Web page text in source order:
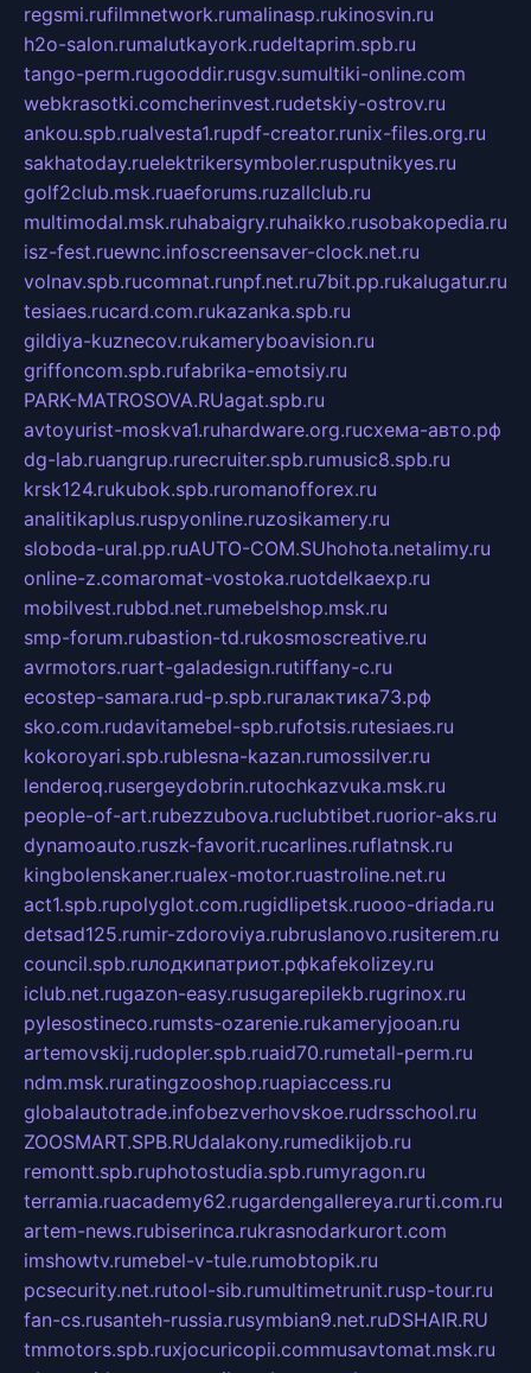
regsmi.rufilmnetwork.rumalinasp.rukinosvin.ru
h2o-salon.rumalutkayork.rudeltaprim.spb.ru
tango-perm.rugooddir.rusgv.sumultiki-online.com
webkrasotki.comcherinvest.rudetskiy-ostrov.ru
ankou.spb.rualvesta1.rupdf-creator.runix-files.org.ru
sakhatoday.ruelektrikersymboler.rusputnikyes.ru
golf2club.msk.ruaeforums.ruzallclub.ru
multimodal.msk.ruhabaigry.ruhaikko.rusobakopedia.ru
isz-fest.ruewnc.infoscreensaver-clock.net.ru
volnav.spb.rucomnat.runpf.net.ru7bit.pp.rukalugatur.ru
tesiaes.rucard.com.rukazanka.spb.ru
gildiya-kuznecov.rukameryboavision.ru
griffoncom.spb.rufabrika-emotsiy.ru
PARK-MATROSOVA.RUagat.spb.ru
avtoyurist-moskva1.ruhardware.org.ruсхема-авто.рф
dg-lab.ruangrup.rurecruiter.spb.rumusic8.spb.ru
krsk124.rukubok.spb.ruromanofforex.ru
analitikaplus.ruspyonline.ruzosikamery.ru
sloboda-ural.pp.ruAUTO-COM.SUhohota.netalimy.ru
online-z.comaromat-vostoka.ruotdelkaexp.ru
mobilvest.rubbd.net.rumebelshop.msk.ru
smp-forum.rubastion-td.rukosmoscreative.ru
avrmotors.ruart-galadesign.rutiffany-c.ru
ecostep-samara.rud-p.spb.ruгалактика73.рф
sko.com.rudavitamebel-spb.rufotsis.rutesiaes.ru
kokoroyari.spb.rublesna-kazan.rumossilver.ru
lenderoq.rusergeydobrin.rutochkazvuka.msk.ru
people-of-art.rubezzubova.ruclubtibet.ruorior-aks.ru
dynamoauto.ruszk-favorit.rucarlines.ruflatnsk.ru
kingbolenskaner.rualex-motor.ruastroline.net.ru
act1.spb.rupolyglot.com.rugidlipetsk.ruooo-driada.ru
detsad125.rumir-zdoroviya.rubruslanovo.rusiterem.ru
council.spb.ruлодкипатриот.рфkafekolizey.ru
iclub.net.rugazon-easy.rusugarepilekb.rugrinox.ru
pylesostineco.rumsts-ozarenie.rukameryjooan.ru
artemovskij.rudopler.spb.ruaid70.rumetall-perm.ru
ndm.msk.ruratingzooshop.ruapiaccess.ru
globalautotrade.infobezverhovskoe.rudrsschool.ru
ZOOSMART.SPB.RUdalakony.rumedikijob.ru
remontt.spb.ruphotostudia.spb.rumyragon.ru
terramia.ruacademy62.rugardengallereya.rurti.com.ru
artem-news.rubiserinca.rukrasnodarkurort.com
imshowtv.rumebel-v-tule.rumobtopik.ru
pcsecurity.net.rutool-sib.rumultimetrunit.rusp-tour.ru
fan-cs.rusanteh-russia.rusymbian9.net.ruDSHAIR.RU
tmmotors.spb.ruxjocuricopii.commusavtomat.msk.ru